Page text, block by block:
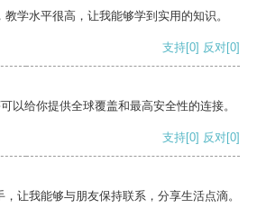
学水平很高，让我能够学到实用的知识。
支持[0] 反对[0]
以给你提供全球覆盖和最高安全性的连接。
支持[0] 反对[0]
让我能够与朋友保持联系，分享生活点滴。